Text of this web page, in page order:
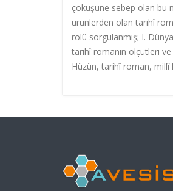
çöküşüne sebep olan bu
ürünlerden olan tarihî
rolü sorgulanmış; I. Dünya
tarihî romanın ölçütleri ve
Hüzün, tarihî roman, millî